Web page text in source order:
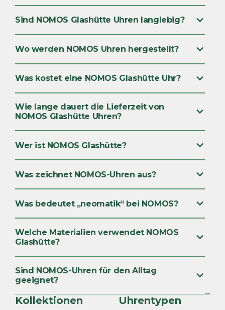
Sind NOMOS Glashütte Uhren langlebig?
Wo werden NOMOS Uhren hergestellt?
Was kostet eine NOMOS Glashütte Uhr?
Wie lange dauert die Lieferzeit von
NOMOS Glashütte Uhren?
Wer ist NOMOS Glashütte?
Was zeichnet NOMOS-Uhren aus?
Was bedeutet „neomatik“ bei NOMOS?
Welche Materialien verwendet NOMOS
Glashütte?
Sind NOMOS-Uhren für den Alltag
geeignet?
Kollektionen Uhrentypen